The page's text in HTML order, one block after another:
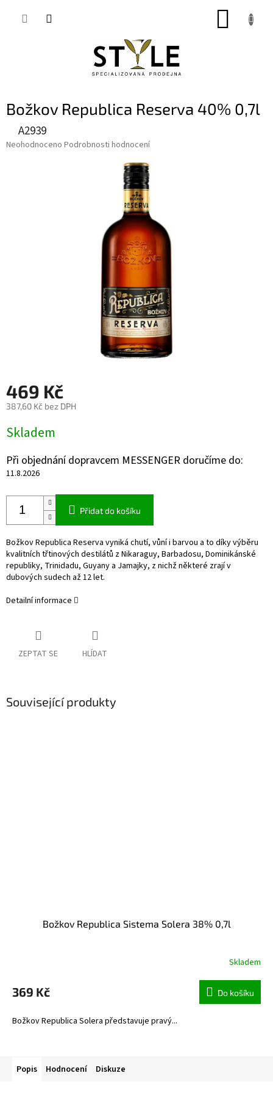
Božkov Republica Reserva 40% 0,7l
A2939
Průměrné
Neohodnoceno Podrobnosti hodnocení
469 Kč
387,60 Kč bez DPH
cena:
Skladem
Při objednání dopravcem MESSENGER doručíme do:
11.8.2026
Přidat do košíku
Božkov Republica Reserva vyniká chutí, vůní i barvou a to díky výběru
kvalitních třtinových destilátů z Nikaraguy, Barbadosu, Dominikánské
republiky, Trinidadu, Guyany a Jamajky, z nichž některé zrají v
dubových sudech až 12 let.
Detailní informace
ZEPTAT SE HLÍDAT
Související produkty
Božkov Republica Sistema Solera 38% 0,7l
Skladem
369 Kč Do košíku
Božkov Republica Solera představuje pravý...
Popis Hodnocení Diskuze